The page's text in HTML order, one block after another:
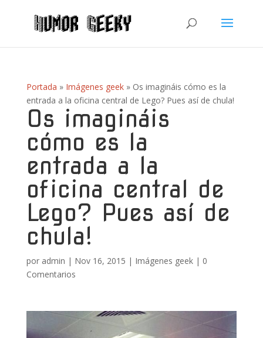
Portada » Imágenes geek» Os imagináis cómo es la
entrada a la oficina central de Lego? Pues así de chula!
Os imagináis
cómo es la
entrada a la
oficina central de
Lego? Pues así de
chula!
por admin | Nov 16, 2015 | Imágenes geek| 0
Comentarios